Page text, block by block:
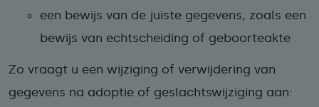
een bewijs van de juiste gegevens, zoals een
bewijs van echtscheiding of geboorteakte
Zo vraagt u een wijziging of verwijdering van
gegevens na adoptie of geslachtswijziging aan: